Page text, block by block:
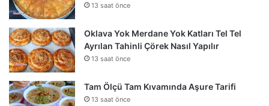
13 saat önce
Oklava Yok Merdane Yok Katları Tel Tel
Ayrılan Tahinli Çörek Nasıl Yapılır
13 saat önce
Tam Ölçü Tam Kıvamında Aşure Tarifi
13 saat önce